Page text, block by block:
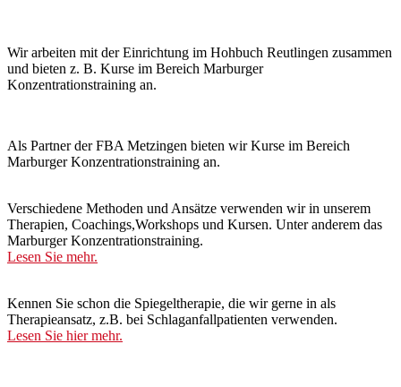
Wir arbeiten mit der Einrichtung im Hohbuch Reutlingen zusammen
und bieten z. B. Kurse im Bereich Marburger
Konzentrationstraining an.
Als Partner der FBA Metzingen bieten wir Kurse im Bereich
Marburger Konzentrationstraining an.
Verschiedene Methoden und Ansätze verwenden wir in unserem
Therapien, Coachings,Workshops und Kursen. Unter anderem das
Marburger Konzentrationstraining.
Lesen Sie mehr.
Kennen Sie schon die Spiegeltherapie, die wir gerne in als
Therapieansatz, z.B. bei Schlaganfallpatienten verwenden.
Lesen Sie hier mehr.